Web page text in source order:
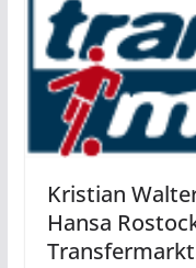
Kristian
Hansa
Transfermarkt